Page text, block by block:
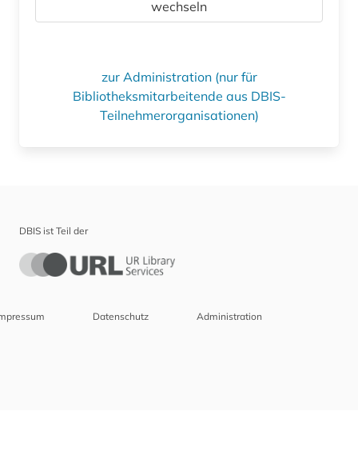
wechseln
zur Administration (nur für
Bibliotheksmitarbeitende aus DBIS-
Teilnehmerorganisationen)
DBIS ist Teil der
Datenschutz Administration